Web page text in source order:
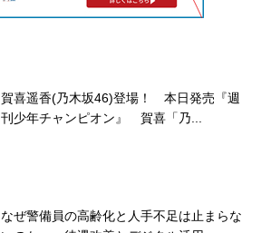
賀喜遥香(乃木坂46)登場！ 本日発売『週
刊少年チャンピオン』 賀喜「乃...
なぜ警備員の高齢化と人手不足は止まらな